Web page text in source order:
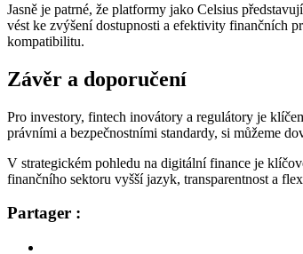
Jasně je patrné, že platformy jako Celsius
vést ke zvýšení dostupnosti a efektivity finančních
kompatibilitu.
Závěr a doporučení
Pro investory, fintech inovátory a regulátory je
právními a bezpečnostními standardy, si můžeme
V strategickém pohledu na digitální finance je
finančního sektoru vyšší jazyk, transparentnost a
Partager :